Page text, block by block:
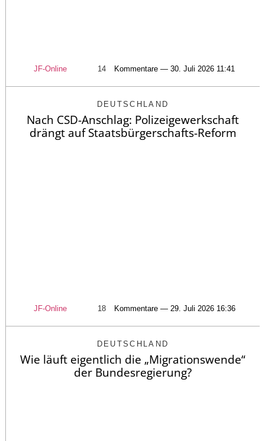
JF-Online 14 Kommentare — 30. Juli 2026 11:41
DEUTSCHLAND
Nach CSD-Anschlag: Polizeigewerkschaft
drängt auf Staatsbürgerschafts-Reform
JF-Online 18 Kommentare — 29. Juli 2026 16:36
DEUTSCHLAND
Wie läuft eigentlich die „Migrationswende“
der Bundesregierung?